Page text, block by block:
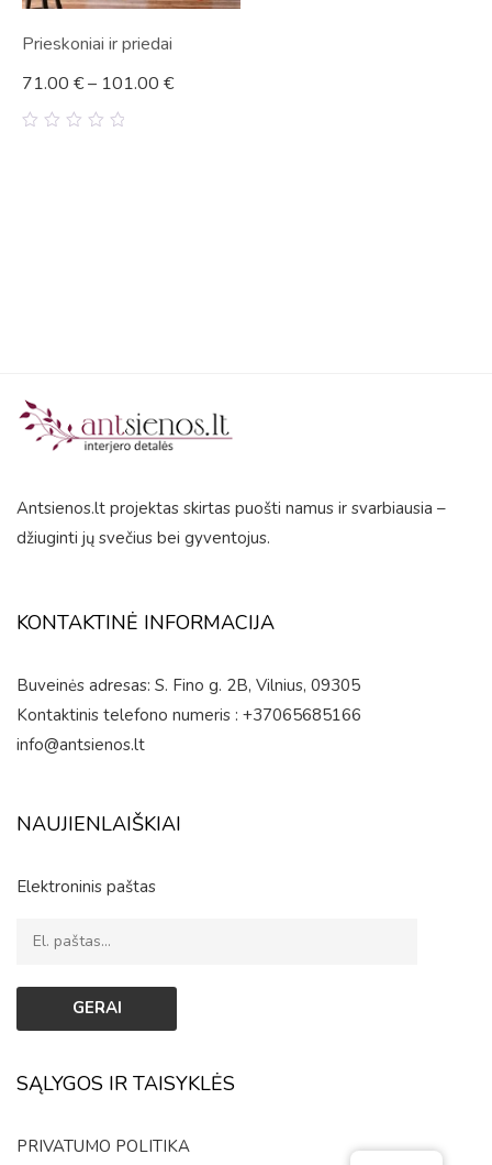
Prieskoniai ir priedai
71.00 €– 101.00 €
Antsienos.lt projektas skirtas puošti namus ir svarbiausia –
džiuginti jų svečius bei gyventojus.
KONTAKTINĖ INFORMACIJA
Buveinės adresas: S. Fino g. 2B, Vilnius, 09305
Kontaktinis telefono numeris : +37065685166
info@antsienos.lt
NAUJIENLAIŠKIAI
Elektroninis paštas
SĄLYGOS IR TAISYKLĖS
PRIVATUMO POLITIKA